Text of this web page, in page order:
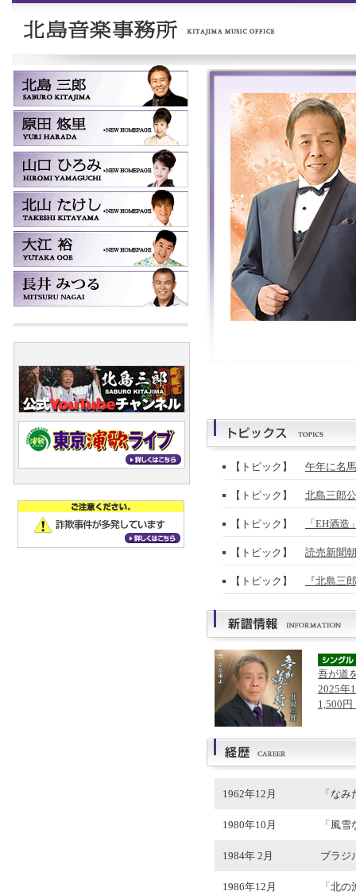
【トピック】 午年に名
【トピック】 北島三郎
【トピック】 「EH酒
【トピック】 読売新聞
【トピック】 『北島三
吾が道
2025年
1,500
1962年12月 「な
1980年10月 「風
1984年 2月 ブラジ
1986年12月 「北